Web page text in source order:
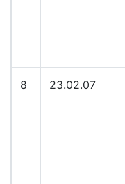
8 23.02.07